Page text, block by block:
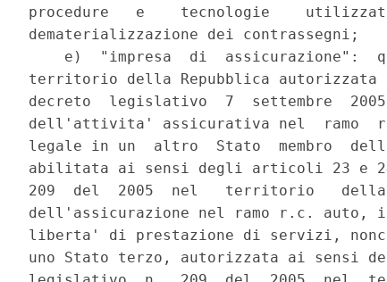
procedure   e    tecnologie
dematerializzazione dei contrassegni;
e)  "impresa  di  assicurazione":
territorio della Repubblica
decreto  legislativo  7  settembre
dell'attivita' assicurativa nel  ramo
legale in un  altro  Stato  membro  dello
abilitata ai sensi degli articoli 23 e
209  del  2005  nel   territorio
dell'assicurazione nel ramo r.c. auto,
liberta' di prestazione di servizi,
uno Stato terzo, autorizzata ai sensi